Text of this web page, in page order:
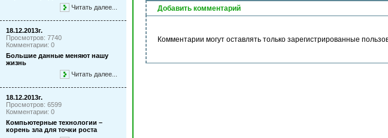
Читать далее...
18.12.2013г.
Просмотров: 7740
Комментарии: 0
Большие данные меняют нашу
жизнь
Читать далее...
18.12.2013г.
Просмотров: 6599
Комментарии: 0
Компьютерные технологии –
корень зла для точки роста
Добавить комментарий
Комментарии могут оставлять только зарегистрированные